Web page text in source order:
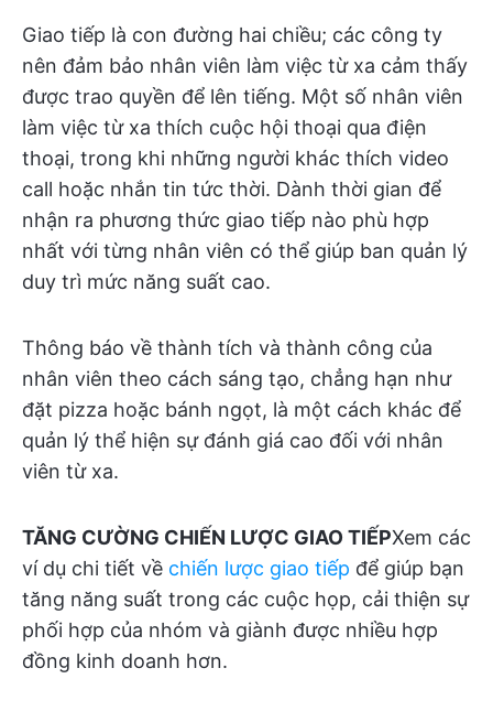
Giao tiếp là con đường hai chiều; các công ty
nên đảm bảo nhân viên làm việc từ xa cảm thấy
được trao quyền để lên tiếng. Một số nhân viên
làm việc từ xa thích cuộc hội thoại qua điện
thoại, trong khi những người khác thích video
call hoặc nhắn tin tức thời. Dành thời gian để
nhận ra phương thức giao tiếp nào phù hợp
nhất với từng nhân viên có thể giúp ban quản lý
duy trì mức năng suất cao.
Thông báo về thành tích và thành công của
nhân viên theo cách sáng tạo, chẳng hạn như
đặt pizza hoặc bánh ngọt, là một cách khác để
quản lý thể hiện sự đánh giá cao đối với nhân
viên từ xa.
TĂNG CƯỜNG CHIẾN LƯỢC GIAO TIẾPXem các
ví dụ chi tiết về chiến lược giao tiếp để giúp bạn
tăng năng suất trong các cuộc họp, cải thiện sự
phối hợp của nhóm và giành được nhiều hợp
đồng kinh doanh hơn.